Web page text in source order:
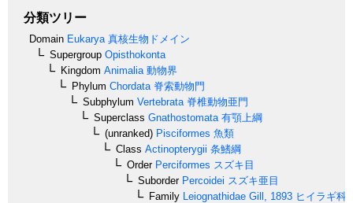
分類ツリー
Domain Eukarya 真核生物ドメイン
Supergroup Opisthokonta
Kingdom Animalia 動物界
Phylum Chordata 脊索動物門
Subphylum Vertebrata 脊椎動物亜門
Superclass Gnathostomata 有顎上綱
(unranked) Pisciformes 魚類
Class Actinopterygii 条鰭綱
OrderPerciformes スズキ目
SuborderPercoidei スズキ亜目
Family Leiognathidae Gill, 1893 ヒイラギ科